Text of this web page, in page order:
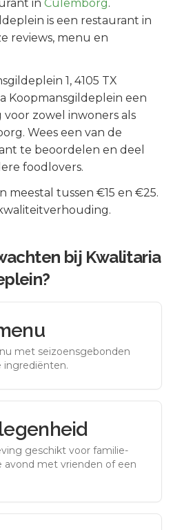
in Culemborg.
is een restaurant in
reviews, menu en
1, 4105 TX
Koopmansgildeplein een
zowel inwoners als
. Wees een van de
te beoordelen en deel
foodlovers.
tussen €15 en €25.
bij Kwalitaria
?
met seizoensgebonden
ingrediënten.
geschikt voor familie-
avond met vrienden of een